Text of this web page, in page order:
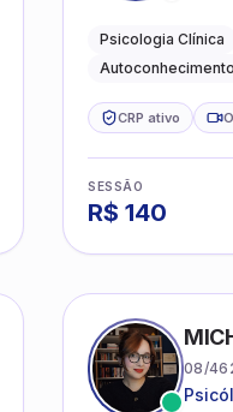
Psicologia Clínica
Autoconhecimento
CRP ativo
SESSÃO
R$ 140
08/